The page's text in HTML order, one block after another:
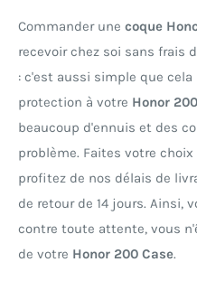
Commander une coque
recevoir chez soi sans frais
: c'est aussi simple que
protection à votre Honor 200
beaucoup d'ennuis et des
problème. Faites votre
profitez de nos délais de
de retour de 14 jours. Ainsi,
contre toute attente, vous
de votre Honor 200 Case.